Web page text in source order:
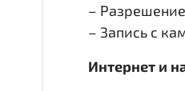
–
– Запись с
Интернет и